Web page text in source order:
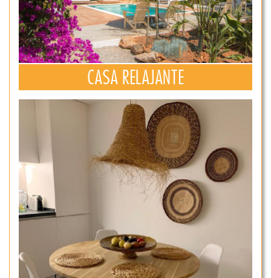
CASA RELAJANTE